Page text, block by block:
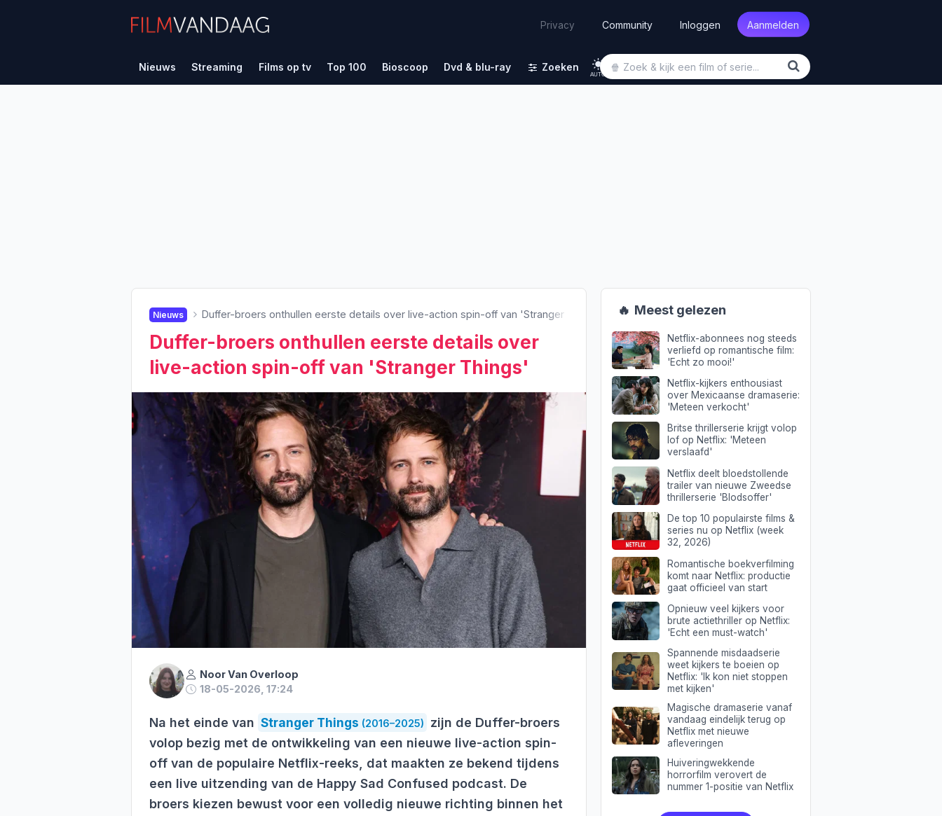
Privacy Community Inloggen Aanmelden
Nieuws Streaming Films op tv Top 100 Bioscoop Dvd & blu-ray Zoeken
AUTO
Nieuws Duffer-broers onthullen eerste details over live-action spin-off van 'Stranger Things'
Duffer-broers onthullen eerste details over
live-action spin-off van 'Stranger Things'
Noor Van Overloop
18-05-2026, 17:24
Na het einde van Stranger Things (2016–2025)
zijn de Duffer-broers
volop bezig met de ontwikkeling van een nieuwe live-action spin-
off van de populaire Netflix-reeks, dat maakten ze bekend tijdens
een live uitzending van de Happy Sad Confused podcast. De
broers kiezen bewust voor een volledig nieuwe richting binnen het
🔥 Meest gelezen
Netflix-abonnees nog steeds
verliefd op romantische film:
'Echt zo mooi!'
Netflix-kijkers enthousiast
over Mexicaanse dramaserie:
'Meteen verkocht'
Britse thrillerserie krijgt volop
lof op Netflix: 'Meteen
verslaafd'
Netflix deelt bloedstollende
trailer van nieuwe Zweedse
thrillerserie 'Blodsoffer'
De top 10 populairste films &
series nu op Netflix (week
32, 2026)
Romantische boekverfilming
komt naar Netflix: productie
gaat officieel van start
Opnieuw veel kijkers voor
brute actiethriller op Netflix:
'Echt een must-watch'
Spannende misdaadserie
weet kijkers te boeien op
Netflix: 'Ik kon niet stoppen
met kijken'
Magische dramaserie vanaf
vandaag eindelijk terug op
Netflix met nieuwe
afleveringen
Huiveringwekkende
horrorfilm verovert de
nummer 1-positie van Netflix